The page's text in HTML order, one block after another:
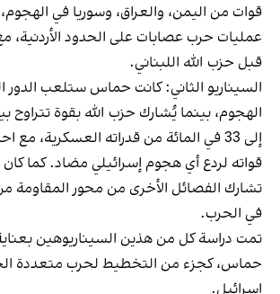
قوات من اليمن، والعراق، وسوريا في
عمليات حرب عصابات على الحدود
قبل حزب الله اللبناني.
السيناريو الثاني: كانت حماس ستلعب الدور
إلى 33 في المائة من قدراته العسكرية، مع
قواته لردع أي هجوم إسرائيلي مضاد. كما
تشارك الفصائل الأخرى من محور المقاومة
في الحرب.
تمت دراسة كل من هذين السيناريوهين
حماس، كجزء من التخطيط لحرب متعددة
إسرائيل.